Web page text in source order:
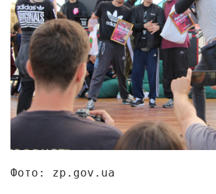
Фото: zp.gov.ua